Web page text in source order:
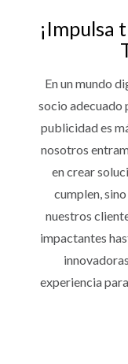
¡Impulsa
En un mundo
socio adecuado
publicidad es
nosotros
en crear
cumplen,
nuestros
impactantes
experiencia